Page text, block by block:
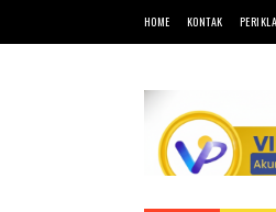
HOME KONTAK